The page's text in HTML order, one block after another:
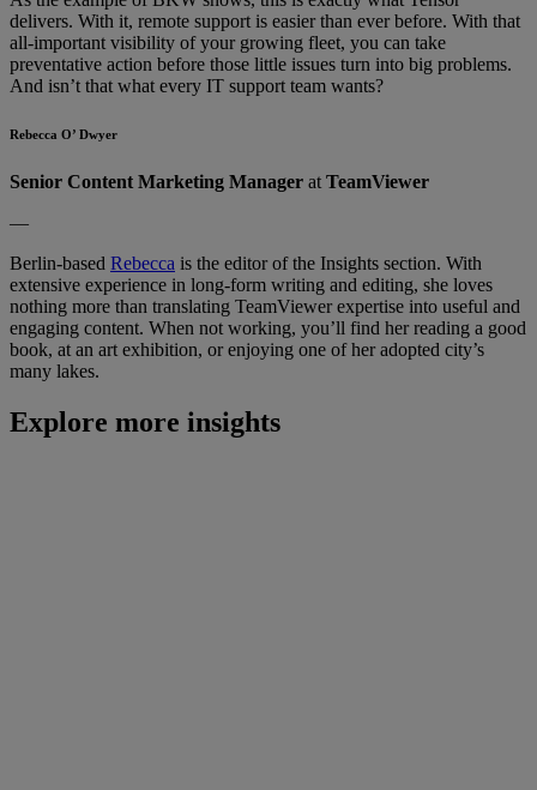
delivers. With it, remote support is easier than ever before. With that
all-important visibility of your growing fleet, you can take
preventative action before those little issues turn into big problems.
And isn’t that what every IT support team wants?
Rebecca O’ Dwyer
Senior Content Marketing Manager at TeamViewer
—
Berlin-based Rebecca is the editor of the Insights section. With
extensive experience in long-form writing and editing, she loves
nothing more than translating TeamViewer expertise into useful and
engaging content. When not working, you’ll find her reading a good
book, at an art exhibition, or enjoying one of her adopted city’s
many lakes.
Explore more insights